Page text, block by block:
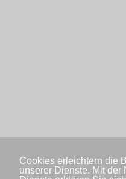
Cookies erleichtern die
unserer Dienste. Mit der